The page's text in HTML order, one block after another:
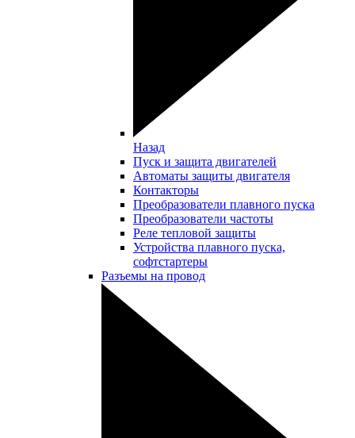
Назад
Пуск и защита двигателей
Автоматы защиты двигателя
Контакторы
Преобразователи плавного пуска
Преобразователи частоты
Реле тепловой защиты
Устройства плавного пуска,
софтстартеры
Разъемы на провод